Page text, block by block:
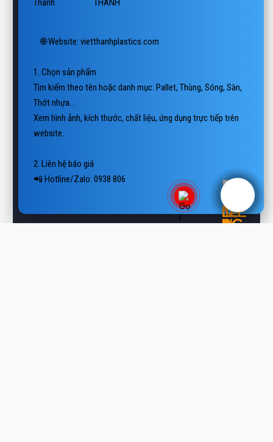
Tìm kiếm theo tên hoặc danh mục: Pallet, Thùng, Sóng, Sàn,
Thớt nhựa…
Xem hình ảnh, kích thước, chất liệu, ứng dụng trực tiếp trên
website.
📲 Hotline/Zalo: 0938 806 222
📨 Email: vietthanhplastics@gmail